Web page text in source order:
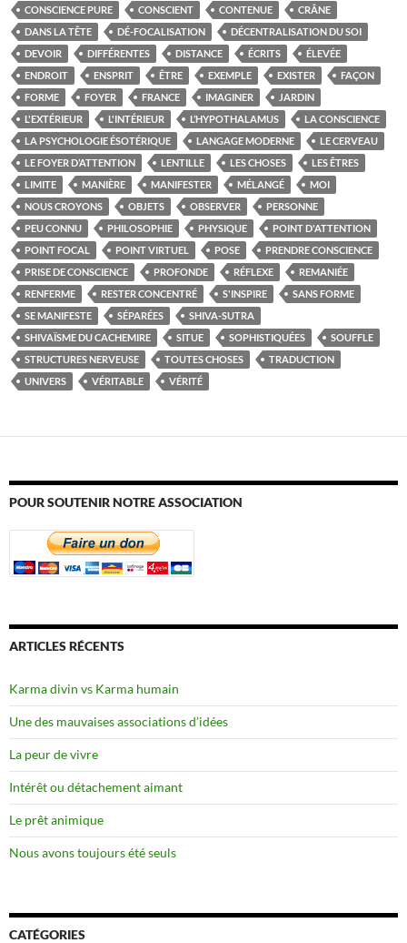
CONSCIENCE PURE CONSCIENT CONTENUE
CRÂNE
DANS LA TÊTE
DÉ-FOCALISATION
DÉCENTRALISATION DU SOI
DEVOIR
DIFFÉRENTES DISTANCE ÉCRITS
ÉLEVÉE
ENDROIT
ENSPRIT ÊTRE EXEMPLE EXISTER
FAÇON
FORME
FOYER FRANCE IMAGINER
JARDIN
L'EXTÉRIEUR
L'INTÉRIEUR L’HYPOTHALAMUS
LA CONSCIENCE
LA PSYCHOLOGIE ÉSOTÉRIQUE
LANGAGE MODERNE
LE CERVEAU
LE FOYER D’ATTENTION
LENTILLE LES CHOSES
LES ÊTRES
LIMITE
MANIÈRE MANIFESTER MÉLANGÉ
MOI
NOUS CROYONS
OBJETS OBSERVER
PERSONNE
PEU CONNU
PHILOSOPHIE PHYSIQUE
POINT D'ATTENTION
POINT FOCAL
POINT VIRTUEL POSE
PRENDRE CONSCIENCE
PRISE DE CONSCIENCE
PROFONDE RÉFLEXE
REMANIÉE
RENFERME
RESTER CONCENTRÉ S'INSPIRE
SANS FORME
SE MANIFESTE
SÉPARÉES
SHIVA-SUTRA
SHIVAÏSME DU CACHEMIRE
SITUE SOPHISTIQUÉES
SOUFFLE
STRUCTURES NERVEUSE
TOUTES CHOSES
TRADUCTION
UNIVERS
VÉRITABLE VÉRITÉ
POUR SOUTENIR NOTRE ASSOCIATION
ARTICLES RÉCENTS
Karma divin vs Karma humain
Une des mauvaises associations d’idées
La peur de vivre
Intérêt ou détachement aimant
Le prêt animique
Nous avons toujours été seuls
CATÉGORIES